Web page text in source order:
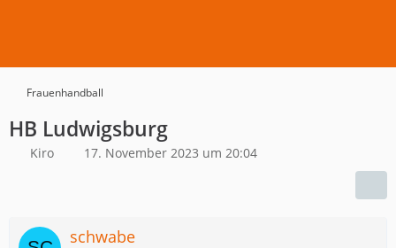
Frauenhandball
HB Ludwigsburg
Kiro 17. November 2023 um 20:04
schwabe